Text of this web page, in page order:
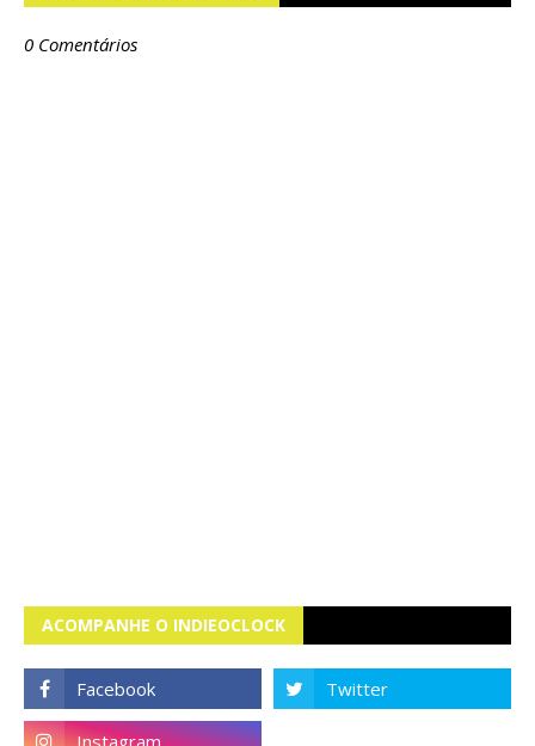
0 Comentários
ACOMPANHE O INDIEOCLOCK